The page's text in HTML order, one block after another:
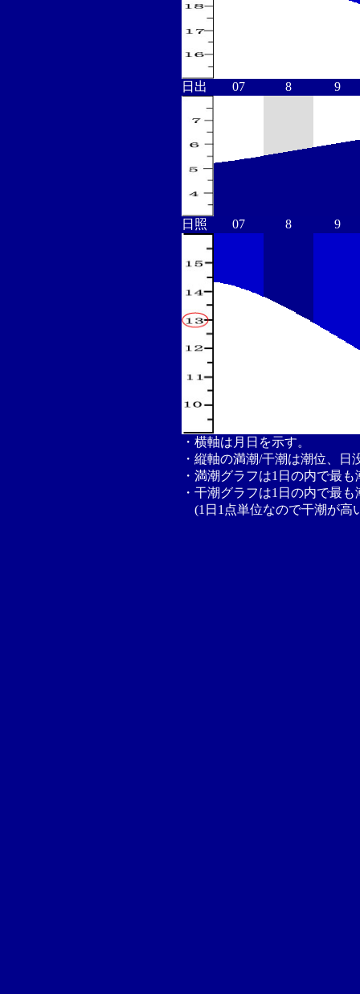
日出 07 8 9
日照 07 8 9
・横軸は月日を示す。
・縦軸の満潮/干潮は潮位、
・満潮グラフは1日の内で最
・干潮グラフは1日の内で最
(1日1点単位なので干潮が高